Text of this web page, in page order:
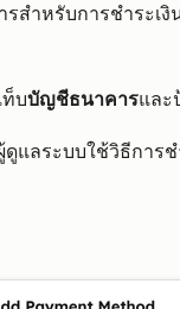
สำหรับการชำระเ
บบัญชีธนาคารแล
แลระบบใช้วิธีการ